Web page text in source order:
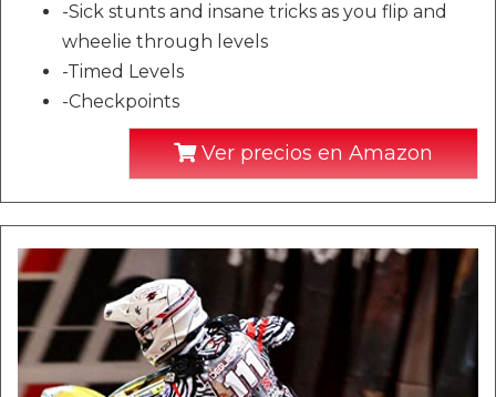
-Sick stunts and insane tricks as you flip and
wheelie through levels
-Timed Levels
-Checkpoints
Ver precios en Amazon